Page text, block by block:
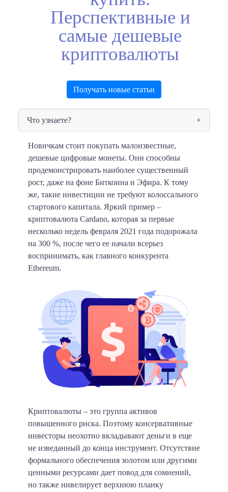
Перспективные и
самые дешевые
криптовалюты
Получать новые статьи
Что узнаете?
Новичкам стоит покупать малоизвестные,
дешевые цифровые монеты. Они способны
продемонстрировать наиболее существенный
рост, даже на фоне Биткоина и Эфира. К тому
же, такие инвестиции не требуют колоссального
стартового капитала. Яркий пример –
криптовалюта Cardano, которая за первые
несколько недель февраля 2021 года подорожала
на 300 %, после чего ее начали всерьез
воспринимать, как главного конкурента
Ethereum.
Криптовалюты – это группа активов
повышенного риска. Поэтому консервативные
инвесторы неохотно вкладывают деньги в еще
не изведанный до конца инструмент. Отсутствие
формального обеспечения золотом или другими
ценными ресурсами дает повод для сомнений,
но также нивелирует верхнюю планку